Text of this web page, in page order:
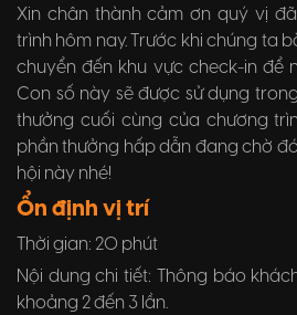
Xin chân thành cảm ơn quý vị
trình hôm nay. Trước khi chúng ta
chuyển đến khu vực check-in để
Con số này sẽ được sử dụng
thưởng cuối cùng của chương
phần thưởng hấp dẫn đang chờ
hội này nhé!
Ổn định vị trí
Thời gian: 20 phút
Nội dung chi tiết: Thông báo
khoảng 2 đến 3 lần.